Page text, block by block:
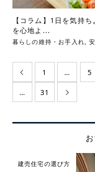
【コラム】1日を気持
を心地よ...
暮らしの維持・お手入れ,
 1 … 5
… 31 
建売住宅の選び方